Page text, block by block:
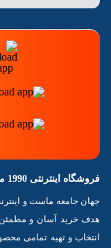
فروشگاه اینترنتی 1990 مارکت؛ تلاقی لذت و خرید
هدف خرید آسان و
انتخاب و تهیه تمامی